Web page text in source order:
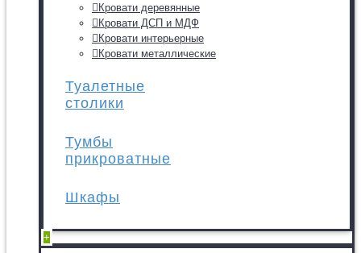
Кровати деревянные
Кровати ДСП и МДФ
Кровати интерьерные
Кровати металлические
Туалетные
столики
Тумбы
прикроватные
Шкафы
+